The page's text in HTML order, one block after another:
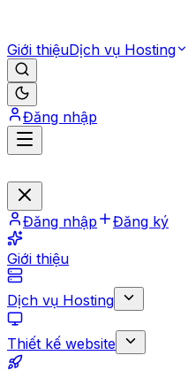
Giới thiệuDịch vụ Hosting
Đăng nhập
Đăng nhập Đăng ký
Giới thiệu
Dịch vụ Hosting
Thiết kế website